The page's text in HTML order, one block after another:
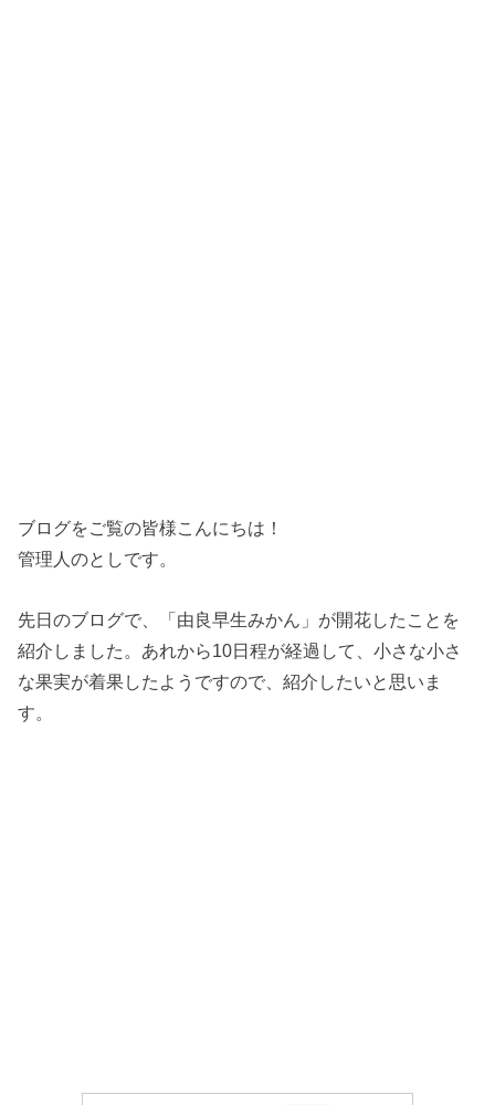
ブログをご覧の皆様こんにちは！
管理人のとしです。
先日のブログで、「由良早生みかん」が開花したことを
紹介しました。あれから10日程が経過して、小さな小さ
な果実が着果したようですので、紹介したいと思いま
す。